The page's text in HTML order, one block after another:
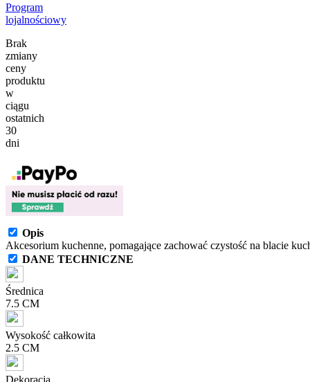
Program
lojalnościowy
Brak
zmiany
ceny
produktu
w
ciągu
ostatnich
30
dni
Opis
Akcesorium kuchenne, pomagające zachować czystość na blacie
DANE TECHNICZNE
Średnica
7.5 CM
Wysokość całkowita
2.5 CM
Dekoracja